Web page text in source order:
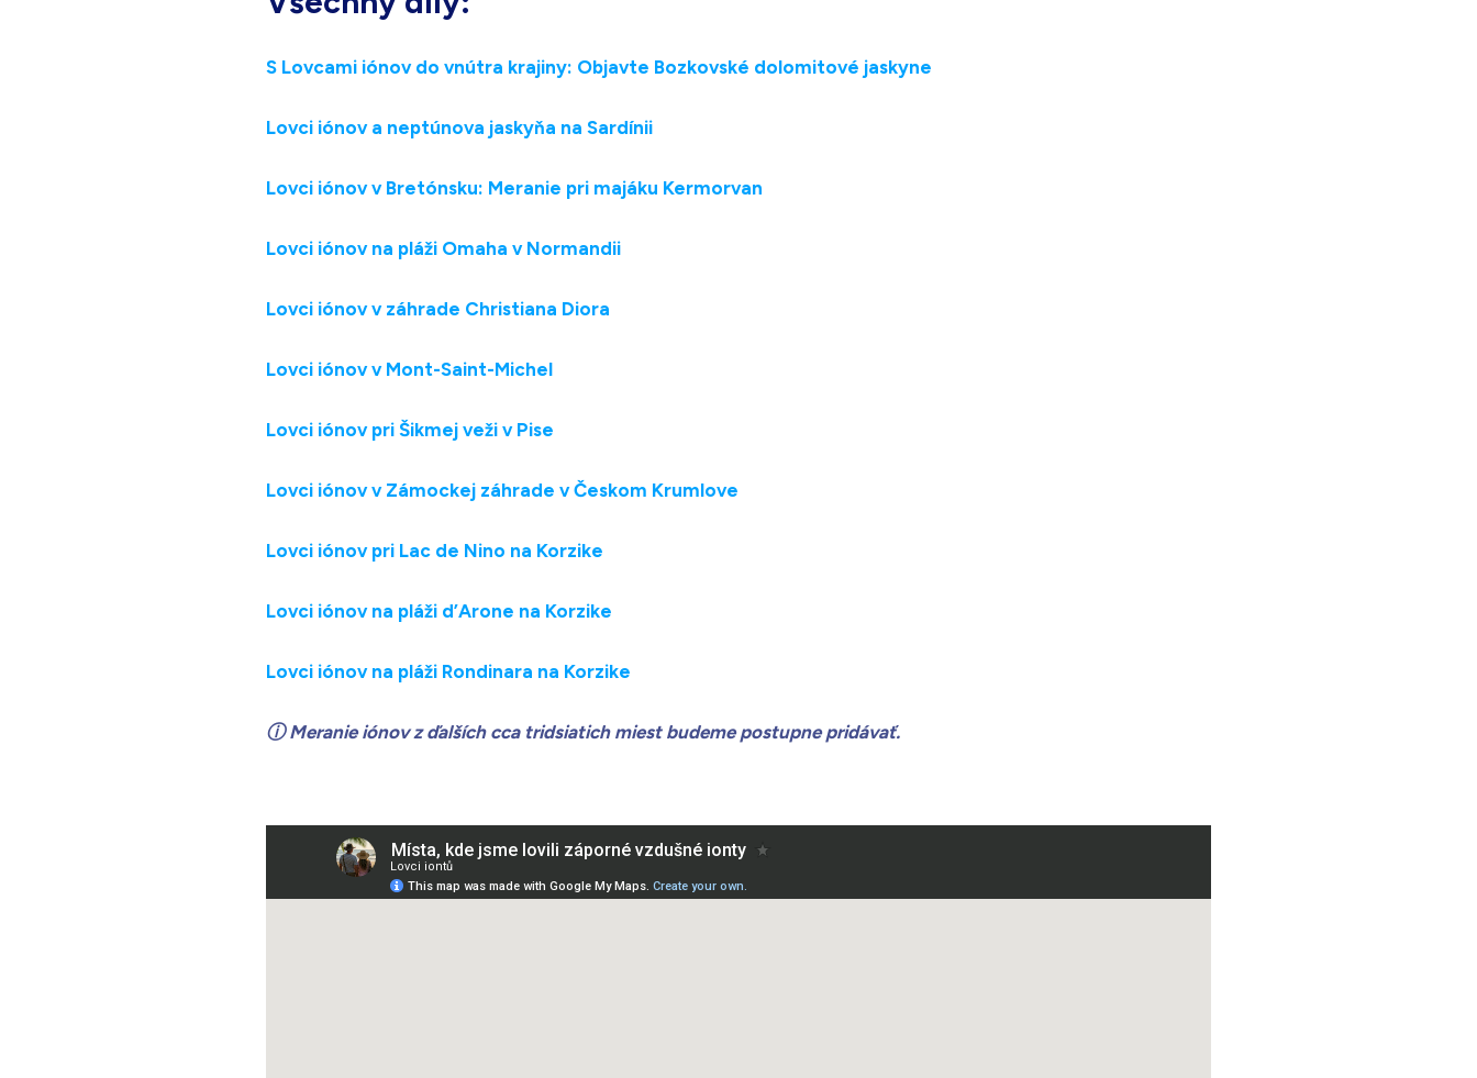
S Lovcami iónov do vnútra krajiny: Objavte Bozkovské dolomitové jaskyne
Lovci iónov a neptúnova jaskyňa na Sardínii
Lovci iónov v Bretónsku: Meranie pri majáku Kermorvan
Lovci iónov na pláži Omaha v Normandii
Lovci iónov v záhrade Christiana Diora
Lovci iónov v Mont-Saint-Michel
Lovci iónov pri Šikmej veži v Pise
Lovci iónov v Zámockej záhrade v Českom Krumlove
Lovci iónov pri Lac de Nino na Korzike
Lovci iónov na pláži d’Arone na Korzike
Lovci iónov na pláži Rondinara na Korzike
ⓘMeranie iónov z ďalších cca tridsiatich miest budeme postupne pridávať.